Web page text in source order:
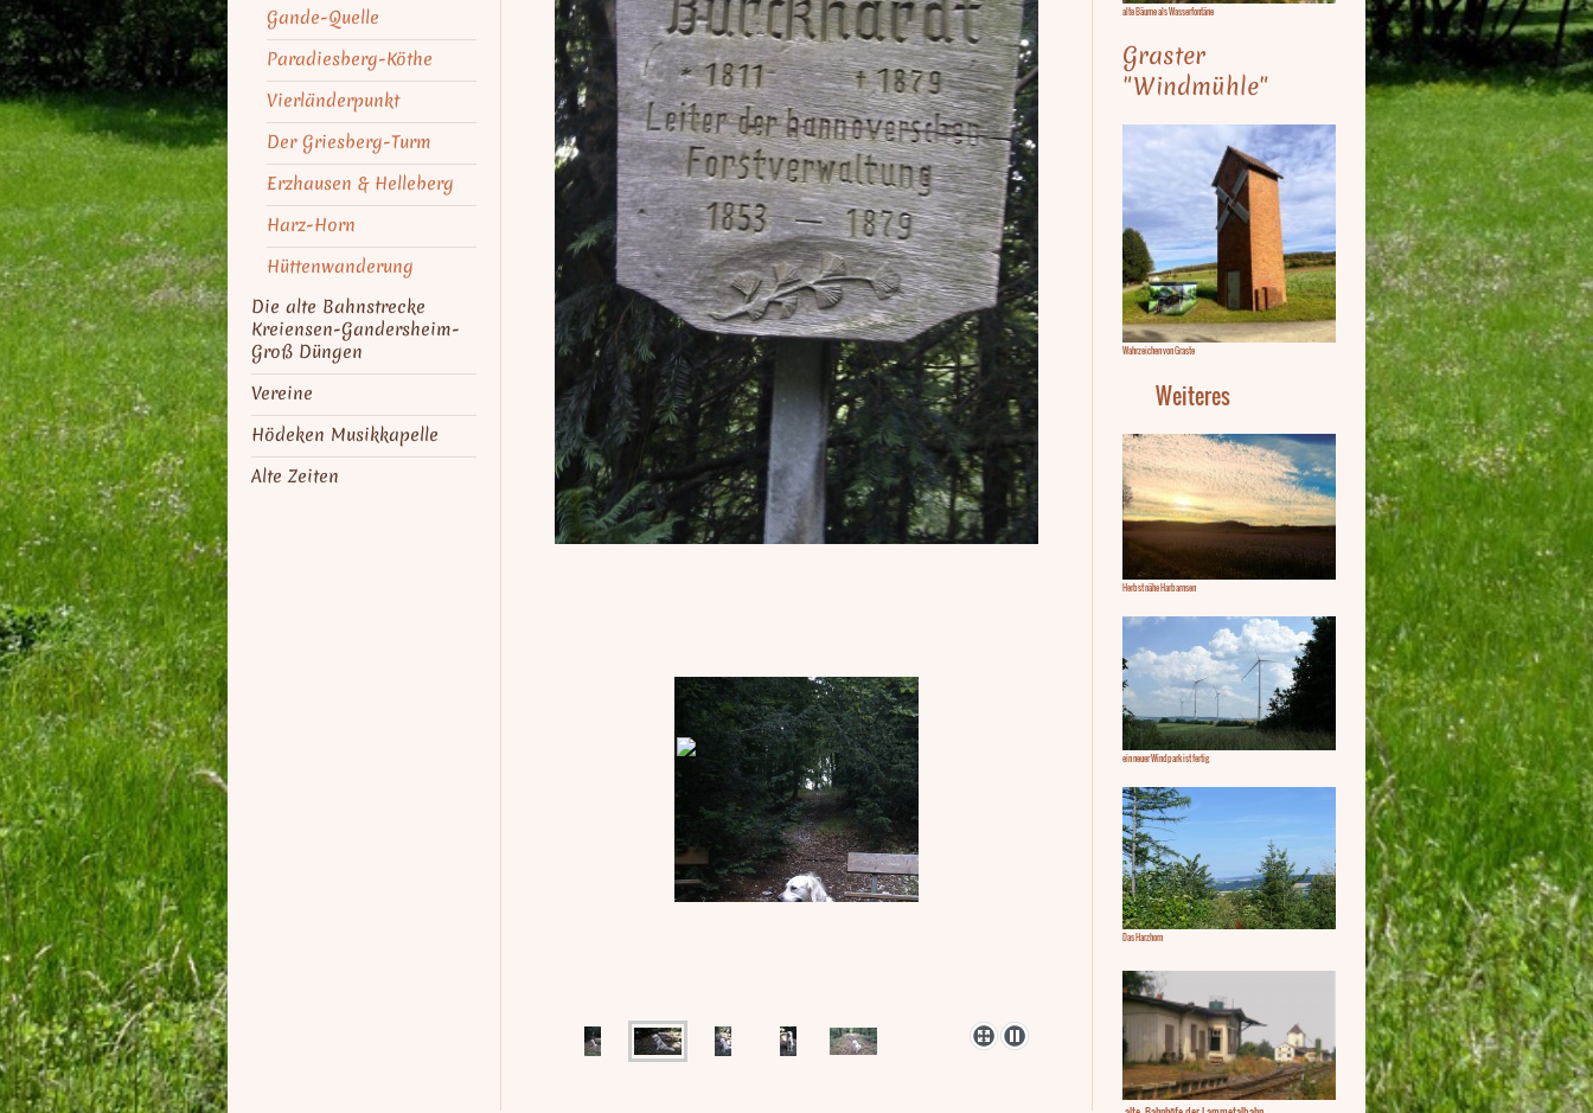
Gande-Quelle
Paradiesberg-Köthe
Vierländerpunkt
Der Griesberg-Turm
Erzhausen & Helleberg
Harz-Horn
Hüttenwanderung
Die alte Bahnstrecke
Kreiensen-Gandersheim-
Groß Düngen
Vereine
Hödeken Musikkapelle
Alte Zeiten
alte Bäume als Wasserfontäne
Graster
"Windmühle"
Wahrzeichen von Graste
Weiteres
Herbst nähe Harbarnsen
ein neuer Windpark ist fertig
Das Harzhorn